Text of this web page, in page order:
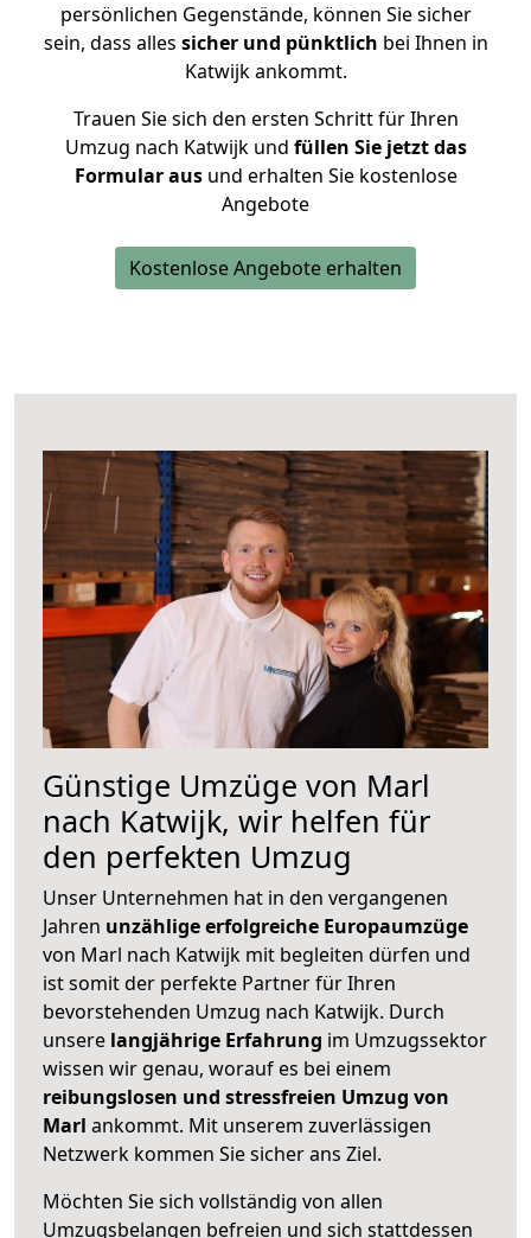
persönlichen Gegenstände, können Sie sicher
sein, dass alles sicher und pünktlich bei Ihnen in
Katwijk ankommt.
Trauen Sie sich den ersten Schritt für Ihren
Umzug nach Katwijk und füllen Sie jetzt das
Formular ausund erhalten Sie kostenlose
Angebote
Kostenlose Angebote erhalten
Günstige Umzüge von Marl
nach Katwijk, wir helfen für
den perfekten Umzug
Unser Unternehmen hat in den vergangenen
Jahren unzählige erfolgreiche Europaumzüge
von Marl nach Katwijk mit begleiten dürfen und
ist somit der perfekte Partner für Ihren
bevorstehenden Umzug nach Katwijk. Durch
unsere langjährige Erfahrung im Umzugssektor
wissen wir genau, worauf es bei einem
reibungslosen und stressfreien Umzug von
Marl ankommt. Mit unserem zuverlässigen
Netzwerk kommen Sie sicher ans Ziel.
Möchten Sie sich vollständig von allen
Umzugsbelangen befreien und sich stattdessen